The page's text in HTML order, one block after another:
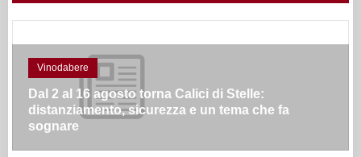
Vinodabere
Dal 2 al 16 agosto torna Calici di Stelle:
distanziamento, sicurezza e un tema che fa
sognare